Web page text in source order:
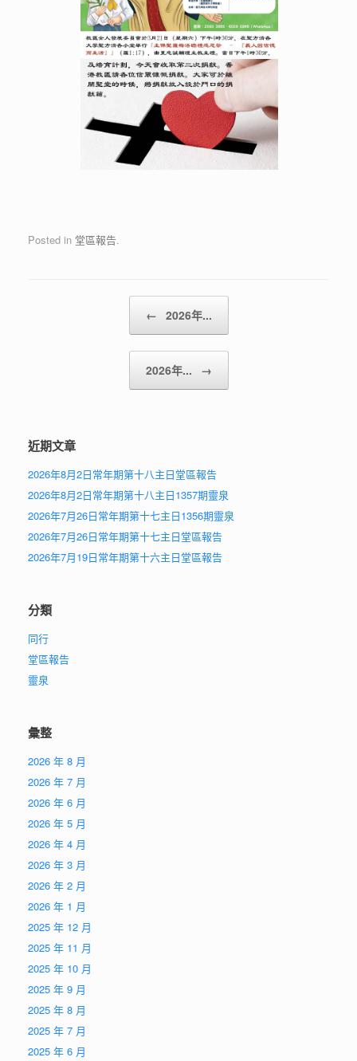
Posted in 堂區報告.
Post navigation
← 2026年...
2026年... →
近期文章
2026年8月2日常年期第十八主日堂區報告
2026年8月2日常年期第十八主日1357期靈泉
2026年7月26日常年期第十七主日1356期靈泉
2026年7月26日常年期第十七主日堂區報告
2026年7月19日常年期第十六主日堂區報告
分類
同行
堂區報告
靈泉
彙整
2026 年 8 月
2026 年 7 月
2026 年 6 月
2026 年 5 月
2026 年 4 月
2026 年 3 月
2026 年 2 月
2026 年 1 月
2025 年 12 月
2025 年 11 月
2025 年 10 月
2025 年 9 月
2025 年 8 月
2025 年 7 月
2025 年 6 月